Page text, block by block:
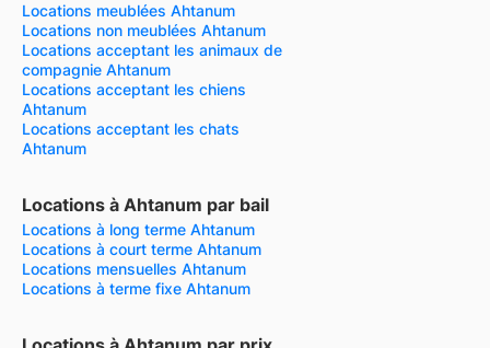
Locations meublées Ahtanum
Locations non meublées Ahtanum
Locations acceptant les animaux de
compagnie Ahtanum
Locations acceptant les chiens
Ahtanum
Locations acceptant les chats
Ahtanum
Locations à Ahtanum par bail
Locations à long terme Ahtanum
Locations à court terme Ahtanum
Locations mensuelles Ahtanum
Locations à terme fixe Ahtanum